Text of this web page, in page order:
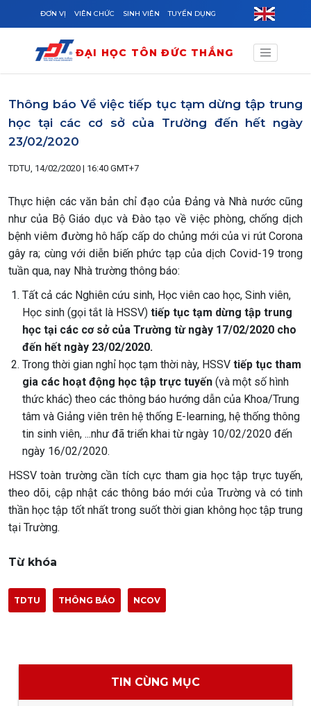
Skip to main content
ĐƠN VỊ VIÊN CHỨC SINH VIÊN TUYỂN DỤNG
ĐẠI HỌC TÔN ĐỨC THẮNG
Thông báo Về việc tiếp tục tạm dừng tập trung
học tại các cơ sở của Trường đến hết ngày
23/02/2020
TDTU, 14/02/2020 | 16:40 GMT+7
Thực hiện các văn bản chỉ đạo của Đảng và Nhà nước cũng
như của Bộ Giáo dục và Đào tạo về việc phòng, chống dịch
bệnh viêm đường hô hấp cấp do chủng mới của vi rút Corona
gây ra; cùng với diễn biến phức tạp của dịch Covid-19 trong
tuần qua, nay Nhà trường thông báo:
Tất cả các Nghiên cứu sinh, Học viên cao học, Sinh viên,
Học sinh (gọi tắt là HSSV) tiếp tục tạm dừng tập trung
học tại các cơ sở của Trường từ ngày 17/02/2020 cho
đến hết ngày 23/02/2020.
Trong thời gian nghỉ học tạm thời này, HSSV tiếp tục tham
gia các hoạt động học tập trực tuyến (và một số hình
thức khác) theo các thông báo hướng dẫn của Khoa/Trung
tâm và Giảng viên trên hệ thống E-learning, hệ thống thông
tin sinh viên, ...như đã triển khai từ ngày 10/02/2020 đến
ngày 16/02/2020.
HSSV toàn trường cần tích cực tham gia học tập trực tuyến,
theo dõi, cập nhật các thông báo mới của Trường và có tinh
thần học tập tốt nhất trong suốt thời gian không học tập trung
tại Trường.
Từ khóa
TDTU THÔNG BÁO NCOV
TIN CÙNG MỤC